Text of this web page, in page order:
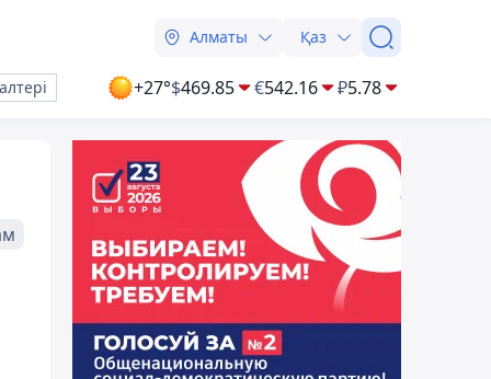
Алматы Қаз
+27°$469.85 €542.16 ₽5.78